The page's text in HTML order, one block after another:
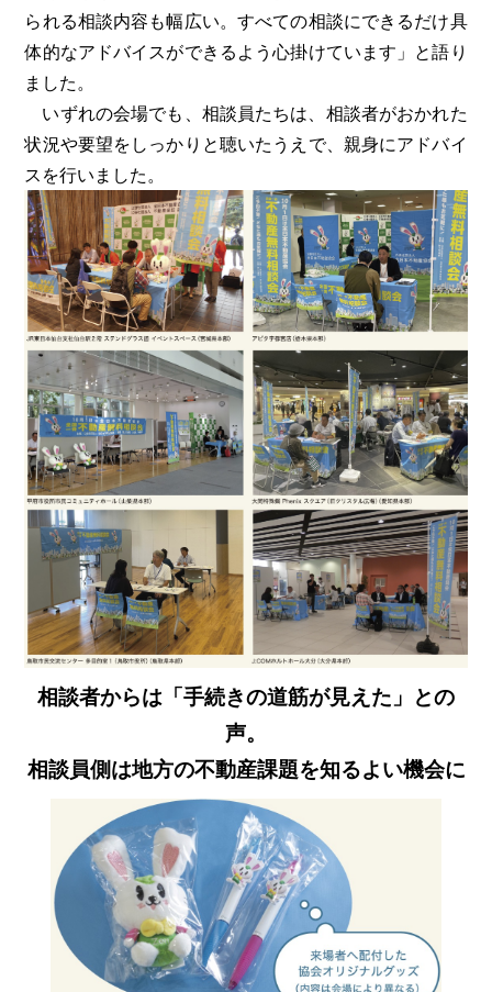
られる相談内容も幅広い。すべての相談にできるだけ具
体的なアドバイスができるよう心掛けています」と語り
ました。
いずれの会場でも、相談員たちは、相談者がおかれた
状況や要望をしっかりと聴いたうえで、親身にアドバイ
スを行いました。
相談者からは「手続きの道筋が見えた」との
声。
相談員側は地方の不動産課題を知るよい機会に